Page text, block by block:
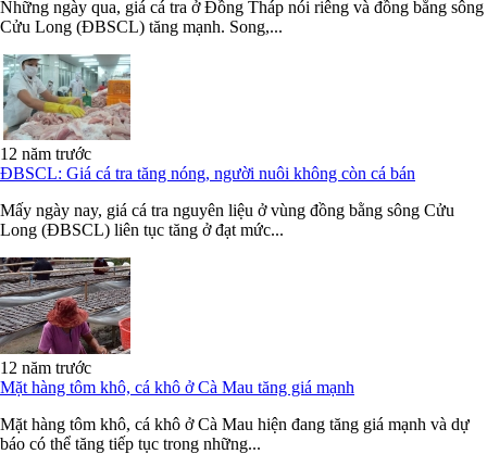
Những ngày qua, giá cá tra ở Đồng Tháp nói riêng và đồng bằng sông
Cửu Long (ĐBSCL) tăng mạnh. Song,...
12 năm trước
ĐBSCL: Giá cá tra tăng nóng, người nuôi không còn cá bán
Mấy ngày nay, giá cá tra nguyên liệu ở vùng đồng bằng sông Cửu
Long (ĐBSCL) liên tục tăng ở đạt mức...
12 năm trước
Mặt hàng tôm khô, cá khô ở Cà Mau tăng giá mạnh
Mặt hàng tôm khô, cá khô ở Cà Mau hiện đang tăng giá mạnh và dự
báo có thể tăng tiếp tục trong những...